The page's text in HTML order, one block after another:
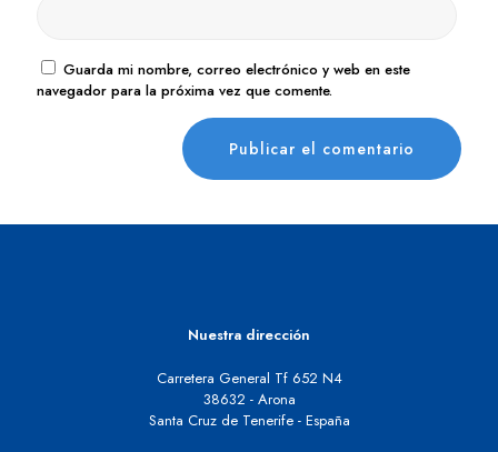
Guarda mi nombre, correo electrónico y web en este
navegador para la próxima vez que comente.
Nuestra dirección
Carretera General Tf 652 N4
38632 - Arona
Santa Cruz de Tenerife - España